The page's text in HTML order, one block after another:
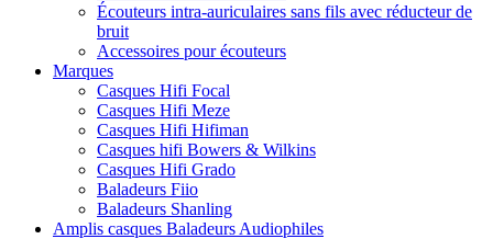
Écouteurs intra-auriculaires sans fils avec réducteur de
bruit
Accessoires pour écouteurs
Marques
Casques Hifi Focal
Casques Hifi Meze
Casques Hifi Hifiman
Casques hifi Bowers & Wilkins
Casques Hifi Grado
Baladeurs Fiio
Baladeurs Shanling
Amplis casques Baladeurs Audiophiles